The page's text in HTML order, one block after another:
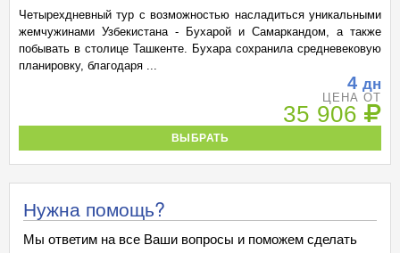
Четырехдневный тур с возможностью насладиться уникальными
жемчужинами Узбекистана - Бухарой и Самаркандом, а также
побывать в столице Ташкенте. Бухара сохранила средневековую
планировку, благодаря ...
4 дн
ЦЕНА ОТ
35 906
ВЫБРАТЬ
Нужна помощь?
Мы ответим на все Ваши вопросы и поможем сделать